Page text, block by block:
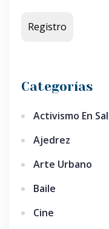
Categorías
Activismo En
Ajedrez
Arte Urbano
Baile
Cine